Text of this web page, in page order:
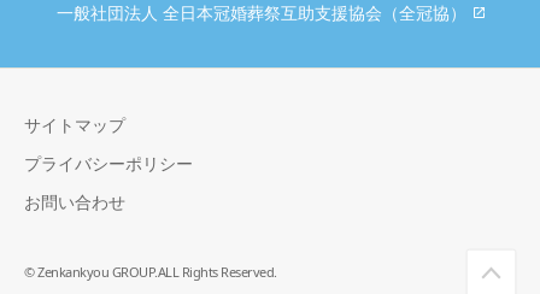
一般社団法人 全日本冠婚葬祭互助支援協会（全冠協）
サイトマップ
プライバシーポリシー
お問い合わせ
© Zenkankyou GROUP.ALL Rights Reserved.